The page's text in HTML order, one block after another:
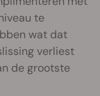
te
wat dat
verliest
de grootste